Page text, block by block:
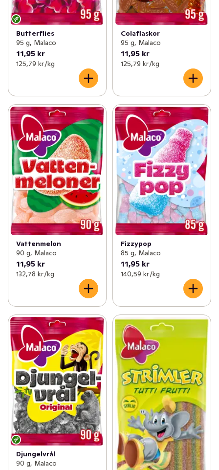
Butterflies
95 g, Malaco
11,95 kr
125,79 kr /kg
Colaflaskor
95 g, Malaco
11,95 kr
125,79 kr /kg
Vattenmelon
90 g, Malaco
11,95 kr
132,78 kr /kg
Fizzypop
85 g, Malaco
11,95 kr
140,59 kr /kg
Djungelvrål
90 g, Malaco